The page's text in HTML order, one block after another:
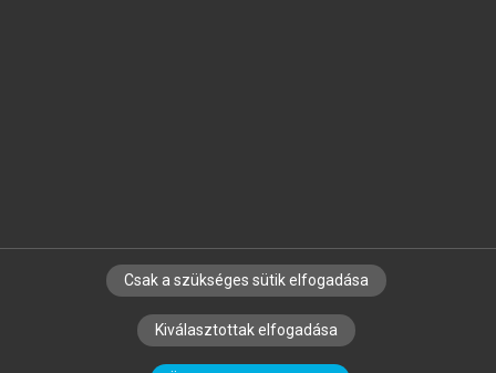
SZERZŐKNEK CÉGEKNEK KÖNYVTÁROSOKNAK
SZERKESZTÉSI ÉS LEKTORÁLÁSI ALAPELVEK
Csak a szükséges sütik elfogadása
Kiválasztottak elfogadása